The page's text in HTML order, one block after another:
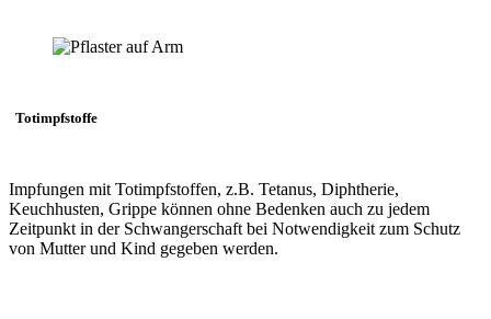
Totimpfstoffe
Impfungen mit Totimpfstoffen, z.B. Tetanus, Diphtherie,
Keuchhusten, Grippe können ohne Bedenken auch zu jedem
Zeitpunkt in der Schwangerschaft bei Notwendigkeit zum Schutz
von Mutter und Kind gegeben werden.